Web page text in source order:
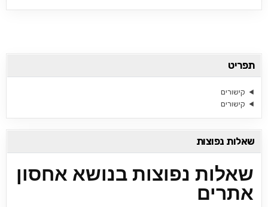
תפריט
קישורים
קישורים
שאלות נפוצות
שאלות נפוצות בנושא אחסון
אתרים